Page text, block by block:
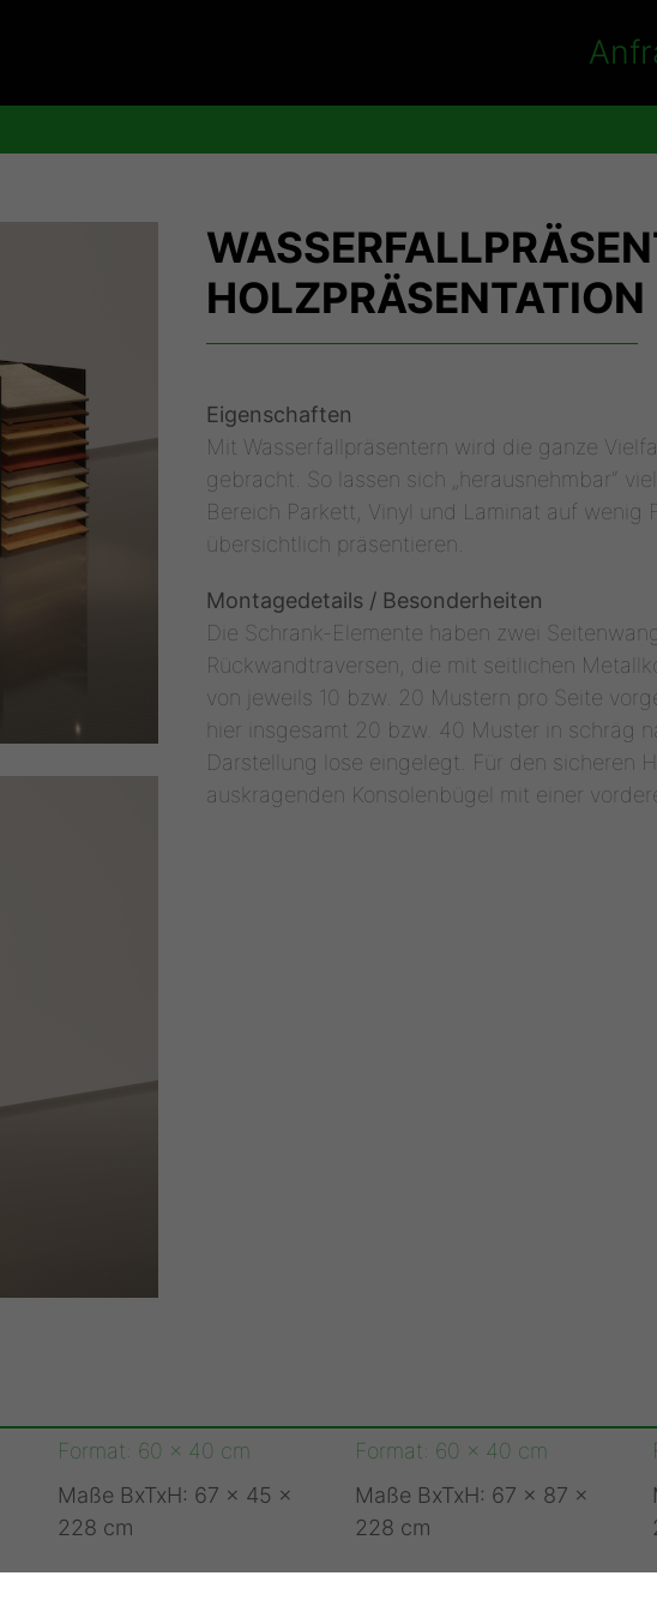
HOLZPRÄSENTATION
Eigenschaften
Mit Wasserfallpräsentern wird die ganze
gebracht. So lassen sich „herausnehmbar“
Bereich Parkett, Vinyl und Laminat auf wenig
übersichtlich präsentieren.
Montagedetails / Besonderheiten
Die Schrank-Elemente haben zwei
Rückwandtraversen, die mit seitlichen
von jeweils 10 bzw. 20 Mustern pro Seite
hier insgesamt 20 bzw. 40 Muster in schräg
Darstellung lose eingelegt. Für den sicheren
auskragenden Konsolenbügel mit einer
Format: 60 x 40 cm
Maße BxTxH: 67 x 45 x
228 cm
Format: 60 x 40 cm
Maße BxTxH: 67 x 87 x
228 cm